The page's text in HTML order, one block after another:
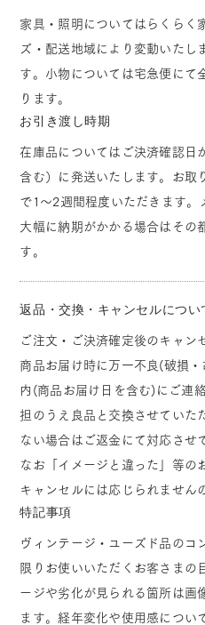
家具・照明についてはらくらく
ズ・配送地域により変動いたし
す。小物については宅急便にて
ります。
お引き渡し時期
在庫品についてはご決済確認日
含む）に発送いたします。お取
で1～2週間程度いただきます
大幅に納期がかかる場合はその
す。
返品・交換・キャンセルについ
ご注文・ご決済確定後のキャン
商品お届け時に万一不良(破損
内(商品お届け日を含む)にご連
担のうえ良品と交換させていた
ない場合はご返金にて対応させ
なお「イメージと違った」等の
キャンセルには応じられません
特記事項
ヴィンテージ・ユーズド品のコ
限りお使いいただくお客さまの
ージや劣化が見られる箇所は画
ます。経年変化や使用感につい